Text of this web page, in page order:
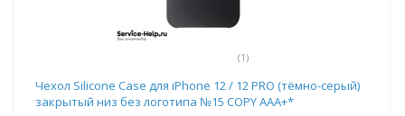
(1)
Чехол Silicone Case для iPhone 12 / 12 PRO (тёмно-серый)
закрытый низ без логотипа №15 COPY AAA+*